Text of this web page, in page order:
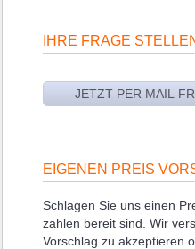
IHRE FRAGE
EIGENEN PREIS
Schlagen Sie uns einen
zahlen bereit sind. Wir
Vorschlag zu akzeptieren